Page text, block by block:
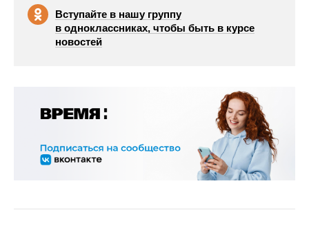
Вступайте в нашу группу
в одноклассниках, чтобы быть в курсе
новостей